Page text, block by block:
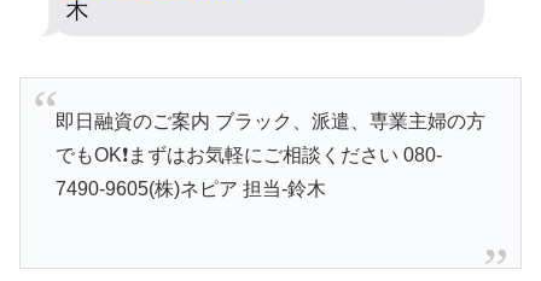
即日融資のご案内 ブラック、派遣、専業主婦の方
でもOK❗まずはお気軽にご相談ください 080-
7490-9605(株)ネピア 担当-鈴木